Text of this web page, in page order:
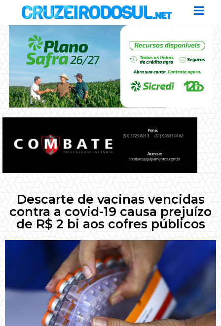
Descarte de vacinas vencidas
contra a covid-19 causa prejuízo
de R$ 2 bi aos cofres públicos